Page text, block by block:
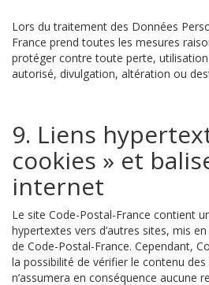
Lors du traitement des Données
France prend toutes les mesures
protéger contre toute perte,
autorisé, divulgation, altération ou
9. Liens
cookies » et
internet
Le site Code-Postal-France contient
hypertextes vers d’autres sites, mis
de Code-Postal-France. Cependant,
la possibilité de vérifier le contenu
n’assumera en conséquence aucune